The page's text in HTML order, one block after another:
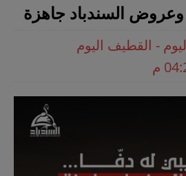
السندباد جاهزة
- القطيف اليوم